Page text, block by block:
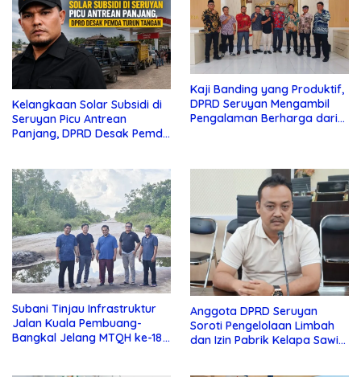
Kelangkaan Solar Subsidi di
Seruyan Picu Antrean
Panjang, DPRD Desak Pemda
Kaji Banding yang Produktif,
DPRD Seruyan Mengambil
Pengalaman Berharga dari
Subani Tinjau Infrastruktur
Jalan Kuala Pembuang-
Bangkal Jelang MTQH ke-18
Anggota DPRD Seruyan
Soroti Pengelolaan Limbah
dan Izin Pabrik Kelapa Sawit